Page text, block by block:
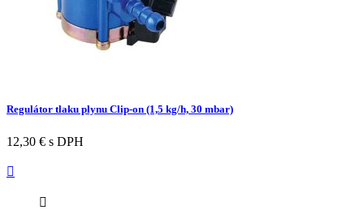
Regulátor tlaku plynu Clip-on (1,5 kg/h, 30 mbar)
12,30 € s DPH

